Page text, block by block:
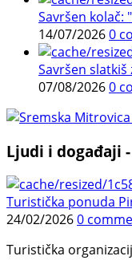
Savršen kolač:
14/07/20260
Savršen slatkiš
07/08/20260
Ljudi i događaji
Turistička ponuda
24/02/20260
Turistička